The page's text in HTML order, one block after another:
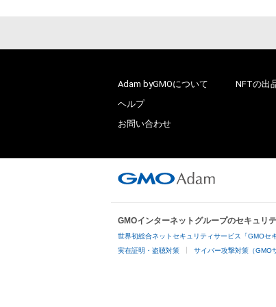
Adam byGMOについて
ヘルプ
お問い合わせ
NFTの出品
GMOインターネットグループのセキュリ
世界初総合ネットセキュリティサービス「GMOセ
実在証明・盗聴対策 サイバー攻撃対策（GMO